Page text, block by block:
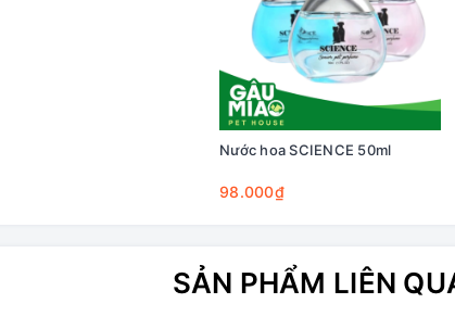
Nước hoa SCIENCE 50ml
98.000₫
SẢN PHẨM LIÊN